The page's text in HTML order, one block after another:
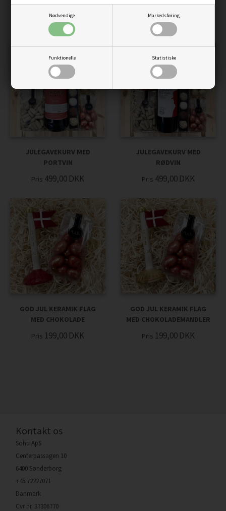
Nødvendige Markedsføring
Funktionelle Statistiske
LAKRIDS
259,00DKK
Pris
279,00
JULEGAVEKURV MED
PORTVIN
Pris 499,00 DKK
JULEGAVEKURV MED
RØDVIN
Pris 499,00 DKK
GOD JUL KERAMIK FLAG
MED CHOKOLADE
Pris 199,00 DKK
GOD JUL KERAMIK FLAG
MED CHOKOLADEMANDLER
Pris 199,00 DKK
Kontakt os
Sohu ApS
Centerpassagen 10
6400 Sønderborg
+45 72227071
Danmark
Cvr nr. 37306770